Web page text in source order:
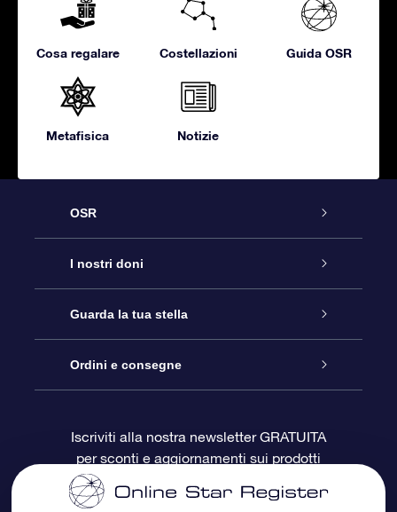
Cosa regalare Costellazioni Guida OSR
Metafisica Notizie
OSR
Assistenza
Contattaci
Blog
OSR Recensioni
I nostri doni
Online Star Gift
Pacchetto regalo OSR
Gift Card OSR
Guarda la tua stella
Registro stellare
Star Page personalizzata
Ordini e consegne
Informazioni di Pagamento
Iscriviti alla nostra newsletter GRATUITA
per sconti e aggiornamenti sui prodotti